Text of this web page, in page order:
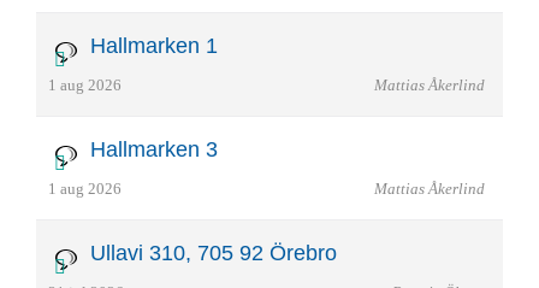
Hallmarken 1
1 aug 2026 Mattias Åkerlind
Hallmarken 3
1 aug 2026 Mattias Åkerlind
Ullavi 310, 705 92 Örebro